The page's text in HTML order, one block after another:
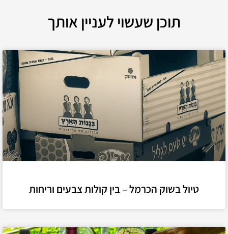
תוכן שעשוי לעניין אותך
טיול בשוק הכרמל – בין קולות צבעים וריחות